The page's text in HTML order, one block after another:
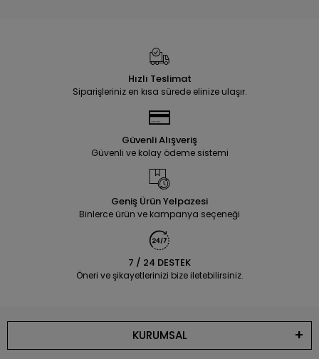
Hızlı Teslimat
Siparişleriniz en kısa sürede elinize ulaşır.
Güvenli Alışveriş
Güvenli ve kolay ödeme sistemi
Geniş Ürün Yelpazesi
Binlerce ürün ve kampanya seçeneği
7 / 24 DESTEK
Öneri ve şikayetlerinizi bize iletebilirsiniz.
KURUMSAL